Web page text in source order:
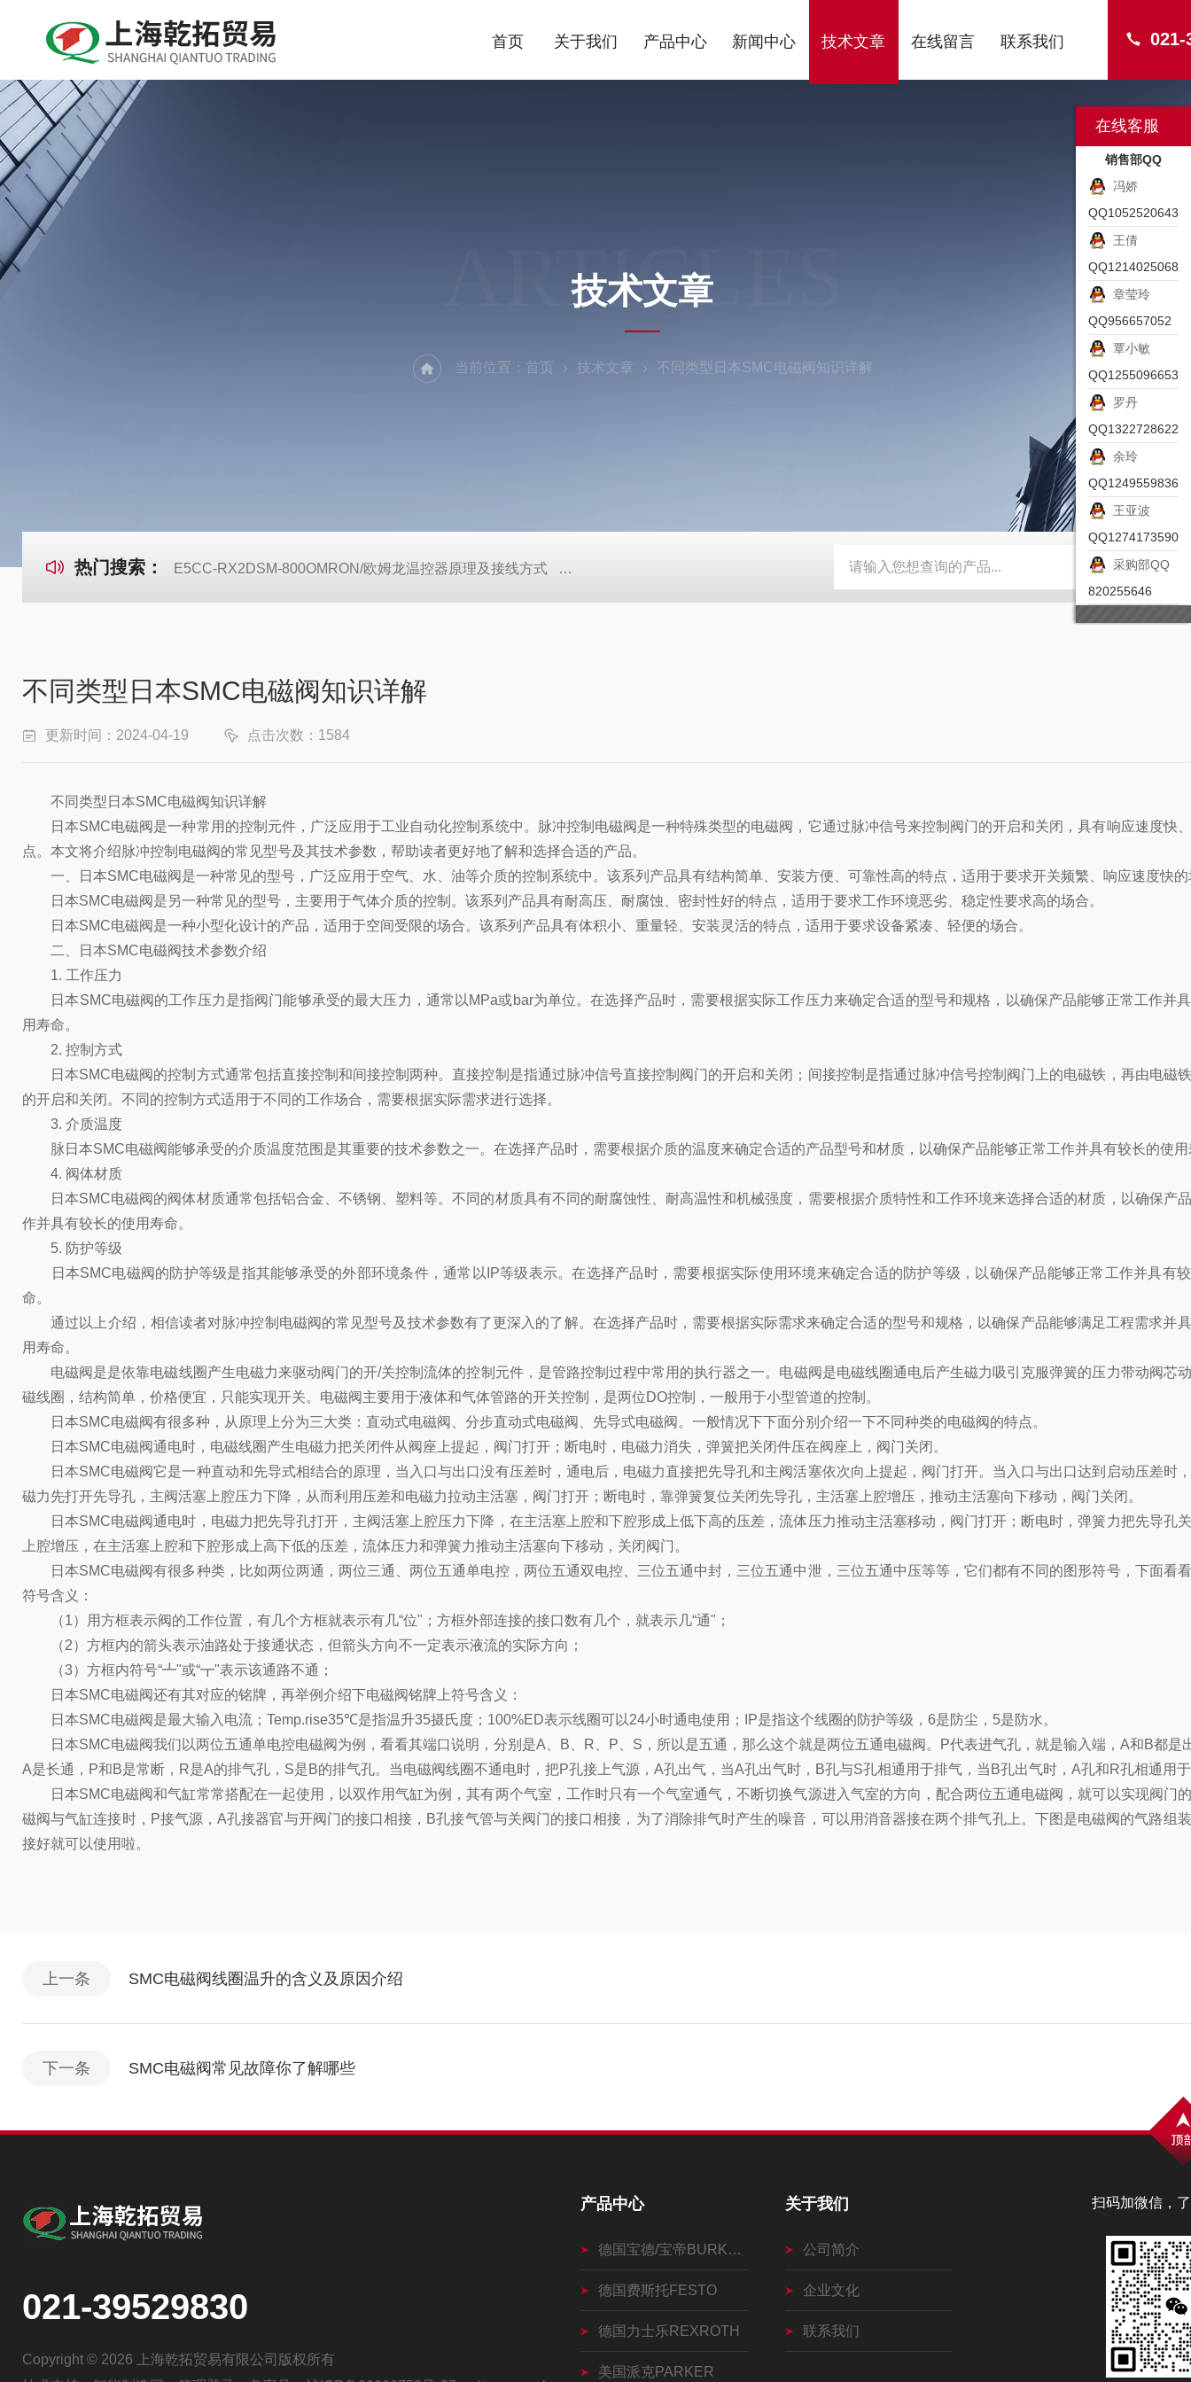
021-
首页 关于我们 产品中心 新闻中心 技术文章 在线留言 联系我们
ARTICLES
技术文章
当前位置： 首页 技术文章 不同类型日本SMC电磁阀知识详解
热门搜索： E5CC-RX2DSM-800OMRON/欧姆龙温控器原理及接线方式 日本SMC真空压力开关的中文资料ZK2-ZSEA-A *皮尔兹PILZ安全激光扫描仪 RZMO-TER-
不同类型日本SMC电磁阀知识详解
更新时间：2024-04-19 点击次数：1584
不同类型日本SMC电磁阀知识详解
日本SMC电磁阀是一种常用的控制元件，广泛应用于工业自动化控制系统中。脉冲控制电磁阀是一种特殊类型的电磁阀，它通过脉冲信号来控制阀门的开启和关闭，具有响应速度快
点。本文将介绍脉冲控制电磁阀的常见型号及其技术参数，帮助读者更好地了解和选择合适的产品。
一、日本SMC电磁阀是一种常见的型号，广泛应用于空气、水、油等介质的控制系统中。该系列产品具有结构简单、安装方便、可靠性高的特点，适用于要求开关频繁、响应速度快的
日本SMC电磁阀是另一种常见的型号，主要用于气体介质的控制。该系列产品具有耐高压、耐腐蚀、密封性好的特点，适用于要求工作环境恶劣、稳定性要求高的场合。
日本SMC电磁阀是一种小型化设计的产品，适用于空间受限的场合。该系列产品具有体积小、重量轻、安装灵活的特点，适用于要求设备紧凑、轻便的场合。
二、日本SMC电磁阀技术参数介绍
1. 工作压力
日本SMC电磁阀的工作压力是指阀门能够承受的最大压力，通常以MPa或bar为单位。在选择产品时，需要根据实际工作压力来确定合适的型号和规格，以确保产品能够正常工作并
用寿命。
2. 控制方式
日本SMC电磁阀的控制方式通常包括直接控制和间接控制两种。直接控制是指通过脉冲信号直接控制阀门的开启和关闭；间接控制是指通过脉冲信号控制阀门上的电磁铁，再由电磁
的开启和关闭。不同的控制方式适用于不同的工作场合，需要根据实际需求进行选择。
3. 介质温度
脉日本SMC电磁阀能够承受的介质温度范围是其重要的技术参数之一。在选择产品时，需要根据介质的温度来确定合适的产品型号和材质，以确保产品能够正常工作并具有较长的使用
4. 阀体材质
日本SMC电磁阀的阀体材质通常包括铝合金、不锈钢、塑料等。不同的材质具有不同的耐腐蚀性、耐高温性和机械强度，需要根据介质特性和工作环境来选择合适的材质，以确保产
作并具有较长的使用寿命。
5. 防护等级
日本SMC电磁阀的防护等级是指其能够承受的外部环境条件，通常以IP等级表示。在选择产品时，需要根据实际使用环境来确定合适的防护等级，以确保产品能够正常工作并具有
命。
通过以上介绍，相信读者对脉冲控制电磁阀的常见型号及技术参数有了更深入的了解。在选择产品时，需要根据实际需求来确定合适的型号和规格，以确保产品能够满足工程需求并
用寿命。
电磁阀是是依靠电磁线圈产生电磁力来驱动阀门的开/关控制流体的控制元件，是管路控制过程中常用的执行器之一。电磁阀是电磁线圈通电后产生磁力吸引克服弹簧的压力带动阀芯
磁线圈，结构简单，价格便宜，只能实现开关。电磁阀主要用于液体和气体管路的开关控制，是两位DO控制，一般用于小型管道的控制。
日本SMC电磁阀有很多种，从原理上分为三大类：直动式电磁阀、分步直动式电磁阀、先导式电磁阀。一般情况下下面分别介绍一下不同种类的电磁阀的特点。
日本SMC电磁阀通电时，电磁线圈产生电磁力把关闭件从阀座上提起，阀门打开；断电时，电磁力消失，弹簧把关闭件压在阀座上，阀门关闭。
日本SMC电磁阀它是一种直动和先导式相结合的原理，当入口与出口没有压差时，通电后，电磁力直接把先导孔和主阀活塞依次向上提起，阀门打开。当入口与出口达到启动压差时
磁力先打开先导孔，主阀活塞上腔压力下降，从而利用压差和电磁力拉动主活塞，阀门打开；断电时，靠弹簧复位关闭先导孔，主活塞上腔增压，推动主活塞向下移动，阀门关闭。
日本SMC电磁阀通电时，电磁力把先导孔打开，主阀活塞上腔压力下降，在主活塞上腔和下腔形成上低下高的压差，流体压力推动主活塞移动，阀门打开；断电时，弹簧力把先导孔
上腔增压，在主活塞上腔和下腔形成上高下低的压差，流体压力和弹簧力推动主活塞向下移动，关闭阀门。
日本SMC电磁阀有很多种类，比如两位两通，两位三通、两位五通单电控，两位五通双电控、三位五通中封，三位五通中泄，三位五通中压等等，它们都有不同的图形符号，下面看
符号含义：
（1）用方框表示阀的工作位置，有几个方框就表示有几“位"；方框外部连接的接口数有几个，就表示几“通"；
（2）方框内的箭头表示油路处于接通状态，但箭头方向不一定表示液流的实际方向；
（3）方框内符号“┻"或“┳"表示该通路不通；
日本SMC电磁阀还有其对应的铭牌，再举例介绍下电磁阀铭牌上符号含义：
日本SMC电磁阀是最大输入电流；Temp.rise35℃是指温升35摄氏度；100%ED表示线圈可以24小时通电使用；IP是指这个线圈的防护等级，6是防尘，5是防水。
日本SMC电磁阀我们以两位五通单电控电磁阀为例，看看其端口说明，分别是A、B、R、P、S，所以是五通，那么这个就是两位五通电磁阀。P代表进气孔，就是输入端，A和B都是
A是长通，P和B是常断，R是A的排气孔，S是B的排气孔。当电磁阀线圈不通电时，把P孔接上气源，A孔出气，当A孔出气时，B孔与S孔相通用于排气，当B孔出气时，A孔和R孔相通用
日本SMC电磁阀和气缸常常搭配在一起使用，以双作用气缸为例，其有两个气室，工作时只有一个气室通气，不断切换气源进入气室的方向，配合两位五通电磁阀，就可以实现阀门
磁阀与气缸连接时，P接气源，A孔接器官与开阀门的接口相接，B孔接气管与关阀门的接口相接，为了消除排气时产生的噪音，可以用消音器接在两个排气孔上。下图是电磁阀的气路组
接好就可以使用啦。
上一条 SMC电磁阀线圈温升的含义及原因介绍
下一条 SMC电磁阀常见故障你了解哪些
扫码加微信，
021-39529830
Copyright © 2026 上海乾拓贸易有限公司版权所有
产品中心
德国宝德/宝帝BURKERT
德国费斯托FESTO
德国力士乐REXROTH
美国派克PARKER
关于我们
公司简介
企业文化
联系我们
在线客服
销售部QQ
冯娇
QQ1052520643
王倩
QQ1214025068
章莹玲
QQ956657052
覃小敏
QQ1255096653
罗丹
QQ1322728622
余玲
QQ1249559836
王亚波
QQ1274173590
采购部QQ
820255646